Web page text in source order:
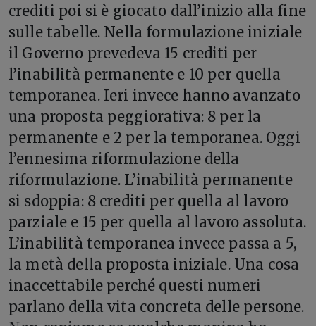
crediti poi si è giocato dall’inizio alla fine
sulle tabelle. Nella formulazione iniziale
il Governo prevedeva 15 crediti per
l’inabilità permanente e 10 per quella
temporanea. Ieri invece hanno avanzato
una proposta peggiorativa: 8 per la
permanente e 2 per la temporanea. Oggi
l’ennesima riformulazione della
riformulazione. L’inabilità permanente
si sdoppia: 8 crediti per quella al lavoro
parziale e 15 per quella al lavoro assoluta.
L’inabilità temporanea invece passa a 5,
la metà della proposta iniziale. Una cosa
inaccettabile perché questi numeri
parlano della vita concreta delle persone.